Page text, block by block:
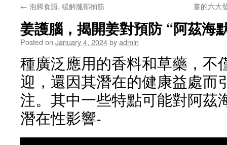
← 泡脚食譜, 緩解腿部抽筋 薑的六大
姜護腦，揭開姜對預防 “阿茲海
Posted on January 4, 2024byadmin
種廣泛應用的香料和草藥，不
迎，還因其潛在的健康益處而
注。其中一些特點可能對阿茲
潛在性影響-